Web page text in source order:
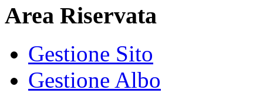
Area Riservata
Gestione Sito
Gestione Albo